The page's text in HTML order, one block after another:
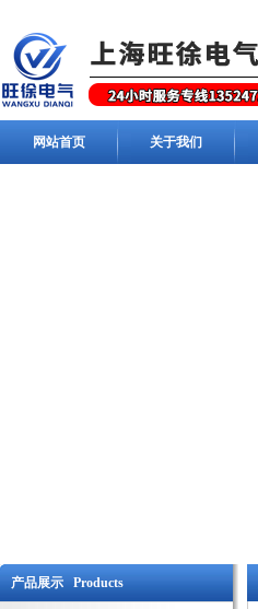
网站首页 关于我们
产品展示 Products